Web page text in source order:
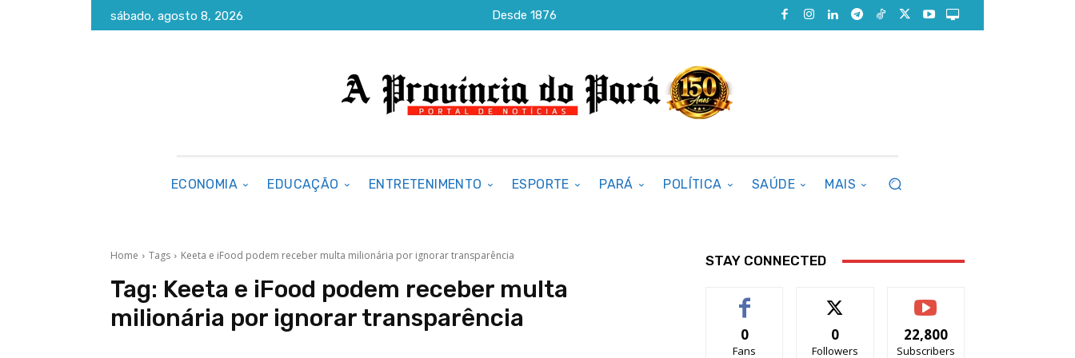
sábado, agosto 8, 2026 Desde 1876
ECONOMIA EDUCAÇÃO ENTRETENIMENTO ESPORTE PARÁ POLÍTICA SAÚDE MAIS
Home Tags Keeta e iFood podem receber multa milionária por ignorar transparência
Tag: Keeta e iFood podem receber multa
milionária por ignorar transparência
STAY CONNECTED
0
Fans
0
Followers
22,800
Subscribers